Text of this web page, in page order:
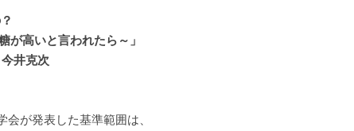
糖が高いと言われたら～」
井克次
会が発表した基準範囲は、